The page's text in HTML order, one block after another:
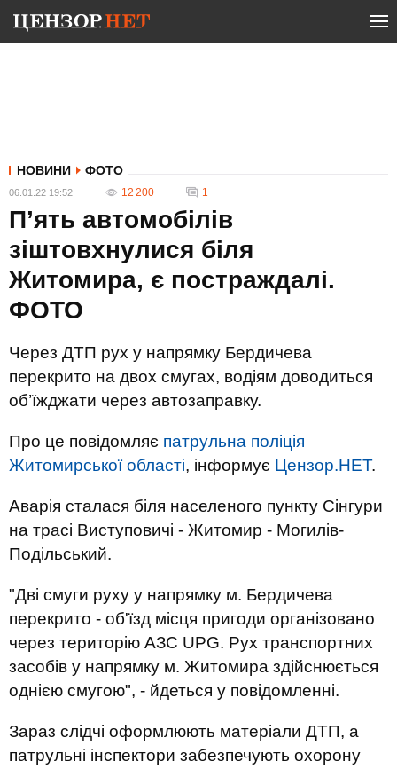
НОВИНИ ФОТО
06.01.22 19:52 12 200 1
П’ять автомобілів
зіштовхнулися біля
Житомира, є постраждалі.
ФОТО
Через ДТП рух у напрямку Бердичева
перекрито на двох смугах, водіям доводиться
об’їжджати через автозаправку.
Про це повідомляє патрульна поліція
Житомирської області, інформує Цензор.НЕТ.
Аварія сталася біля населеного пункту Сінгури
на трасі Виступовичі - Житомир - Могилів-
Подільський.
"Дві смуги руху у напрямку м. Бердичева
перекрито - об'їзд місця пригоди організовано
через територію АЗС UPG. Рух транспортних
засобів у напрямку м. Житомира здійснюється
однією смугою", - йдеться у повідомленні.
Зараз слідчі оформлюють матеріали ДТП, а
патрульні інспектори забезпечують охорону